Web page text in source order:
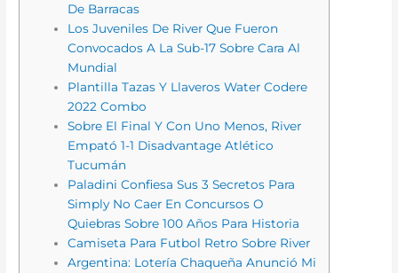
De Barracas
Los Juveniles De River Que Fueron
Convocados A La Sub-17 Sobre Cara Al
Mundial
Plantilla Tazas Y Llaveros Water Codere
2022 Combo
Sobre El Final Y Con Uno Menos, River
Empató 1-1 Disadvantage Atlético
Tucumán
Paladini Confiesa Sus 3 Secretos Para
Simply No Caer En Concursos O
Quiebras Sobre 100 Años Para Historia
Camiseta Para Futbol Retro Sobre River
Argentina: Lotería Chaqueña Anunció Mi